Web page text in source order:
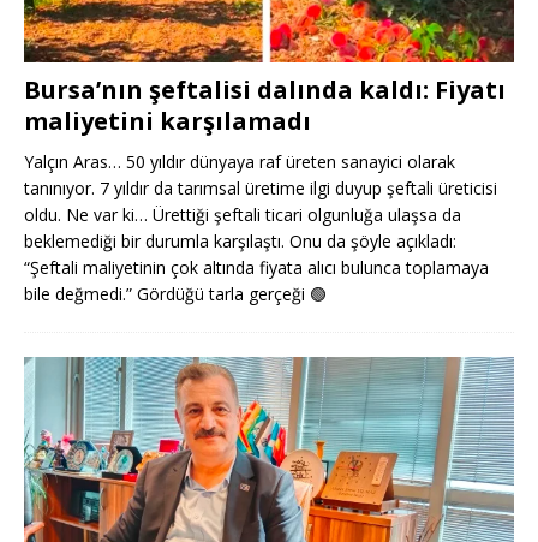
Bursa’nın şeftalisi dalında kaldı: Fiyatı
maliyetini karşılamadı
Yalçın Aras… 50 yıldır dünyaya raf üreten sanayici olarak
tanınıyor. 7 yıldır da tarımsal üretime ilgi duyup şeftali üreticisi
oldu. Ne var ki… Ürettiği şeftali ticari olgunluğa ulaşsa da
beklemediği bir durumla karşılaştı. Onu da şöyle açıkladı:
“Şeftali maliyetinin çok altında fiyata alıcı bulunca toplamaya
bile değmedi.” Gördüğü tarla gerçeği 🟢